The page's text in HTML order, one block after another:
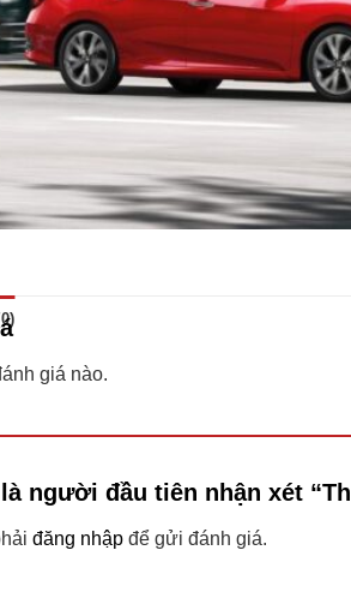
giá nào.
người đầu tiên nhận xét
đăng nhập để gửi đánh giá.